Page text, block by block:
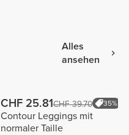
Alles
ansehen
CHF 25.81CHF 39.70 35%
Contour Leggings mit
normaler Taille